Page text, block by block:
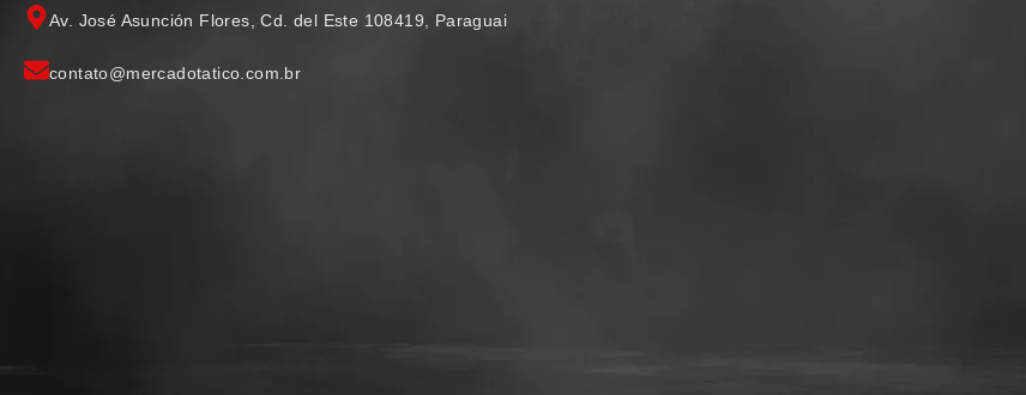
Av. José Asunción Flores, Cd. del Este 108419, Paraguai
contato@mercadotatico.com.br